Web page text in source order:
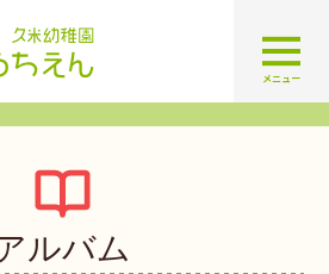
認定こども園 学校法人久米幼
メニュー
ルバム